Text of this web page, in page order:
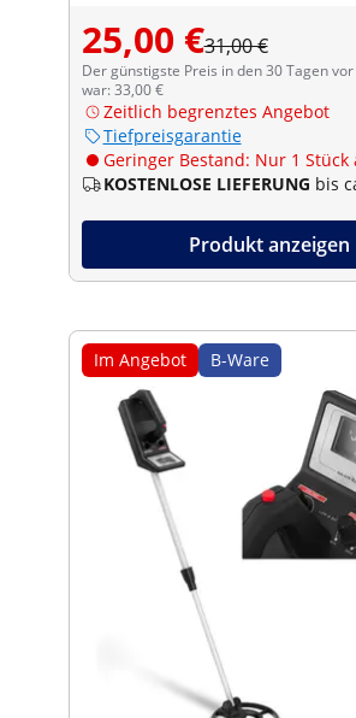
25,00 €31,00 €
Der günstigste Preis in den 30 Tagen
war: 33,00 €
Zeitlich begrenztes Angebot
Tiefpreisgarantie
Geringer Bestand: Nur 1 Stück
KOSTENLOSE LIEFERUNG bis
Produkt anzeigen
Im Angebot B-Ware